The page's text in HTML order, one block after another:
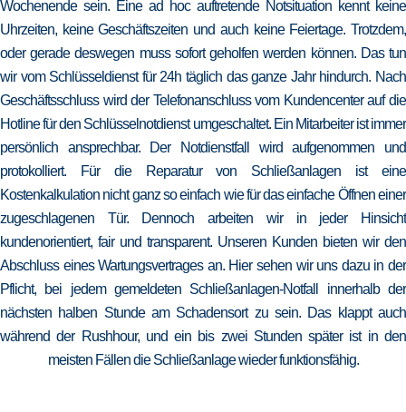
Wochenende sein. Eine ad hoc auftretende Notsituation kennt keine
Uhrzeiten, keine Geschäftszeiten und auch keine Feiertage. Trotzdem,
oder gerade deswegen muss sofort geholfen werden können. Das tun
wir vom Schlüsseldienst für 24h täglich das ganze Jahr hindurch. Nach
Geschäftsschluss wird der Telefonanschluss vom Kundencenter auf die
Hotline für den Schlüsselnotdienst umgeschaltet. Ein Mitarbeiter ist immer
persönlich ansprechbar. Der Notdienstfall wird aufgenommen und
protokolliert. Für die Reparatur von Schließanlagen ist eine
Kostenkalkulation nicht ganz so einfach wie für das einfache Öffnen einer
zugeschlagenen Tür. Dennoch arbeiten wir in jeder Hinsicht
kundenorientiert, fair und transparent. Unseren Kunden bieten wir den
Abschluss eines Wartungsvertrages an. Hier sehen wir uns dazu in der
Pflicht, bei jedem gemeldeten Schließanlagen-Notfall innerhalb der
nächsten halben Stunde am Schadensort zu sein. Das klappt auch
während der Rushhour, und ein bis zwei Stunden später ist in den
meisten Fällen die Schließanlage wieder funktionsfähig.